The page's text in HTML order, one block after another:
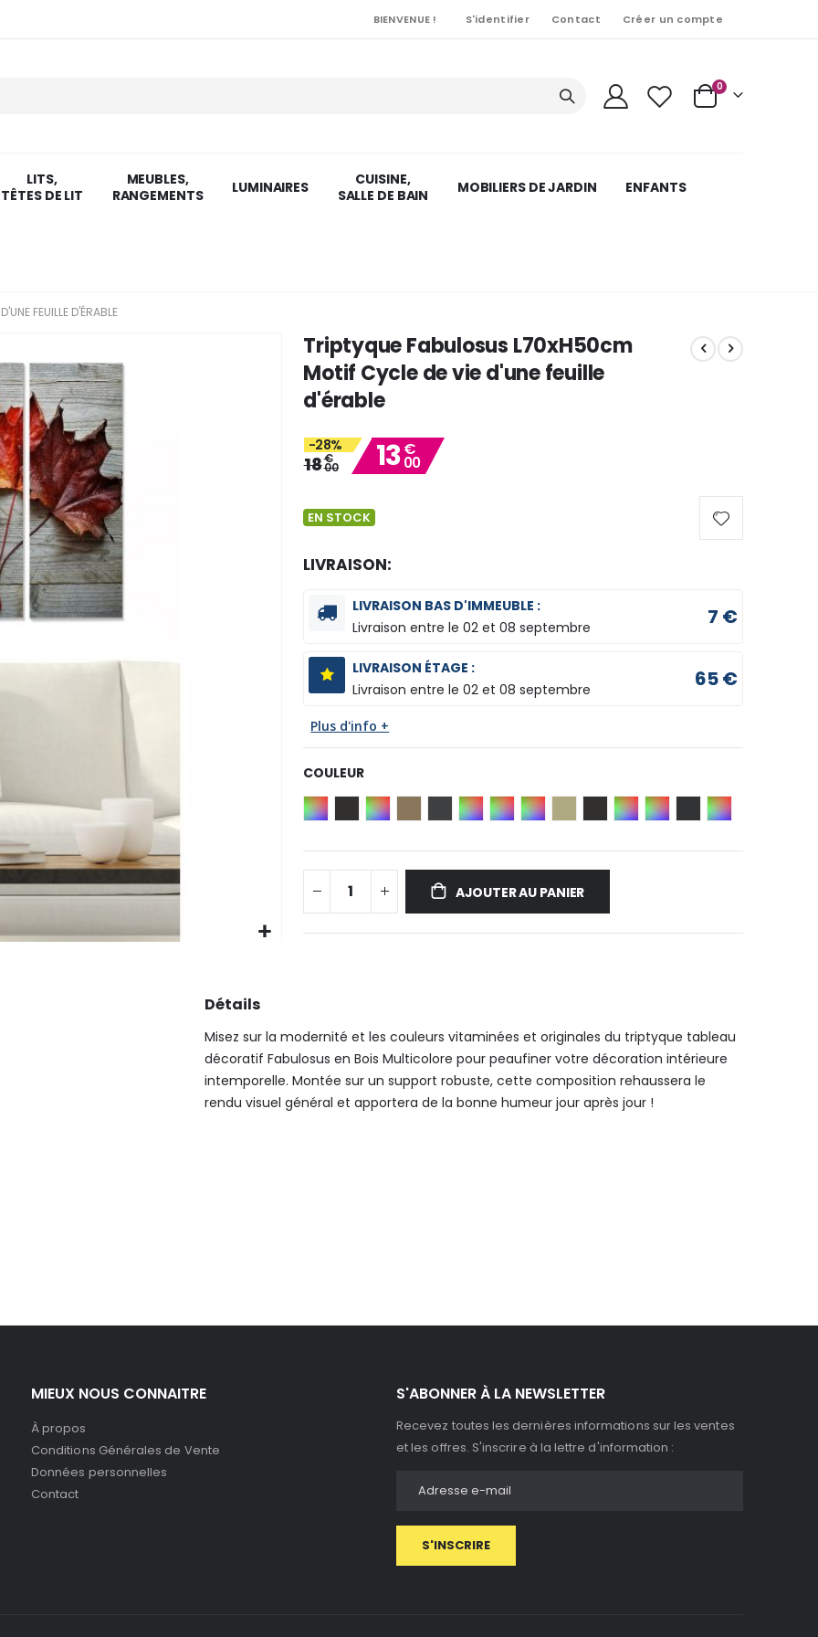
BIENVENUE ! S'identifier Contact Créer un compte
Cart
0Articles
LITS,
TÊTES DE LIT
MEUBLES,
RANGEMENTS
LUMINAIRES
CUISINE,
SALLE DE BAIN
MOBILIERS DE JARDIN ENFANTS
FEUILLE D'ÉRABLE
Triptyque Fabulosus L70xH50cm
Motif Cycle de vie d'une feuille
d'érable
-28%
18€
00 13€
00
EN STOCK
LIVRAISON:
LIVRAISON BAS D'IMMEUBLE :
Livraison entre le02 et 08 septembre 7 €
LIVRAISON ÉTAGE :
Livraison entre le02 et 08 septembre 65 €
Plus d'info +
COULEUR
AJOUTER AU PANIER
Détails
Misez sur la modernité et les couleurs vitaminées et originales du triptyque tableau
décoratif Fabulosus en Bois Multicolore pour peaufiner votre décoration intérieure
intemporelle. Montée sur un support robuste, cette composition rehaussera le
rendu visuel général et apportera de la bonne humeur jour après jour !
MIEUX NOUS CONNAITRE
À propos
Conditions Générales de Vente
Données personnelles
Contact
S'ABONNER À LA NEWSLETTER
Recevez toutes les dernières informations sur les ventes
et les offres. S'inscrire à la lettre d'information :
S'INSCRIRE